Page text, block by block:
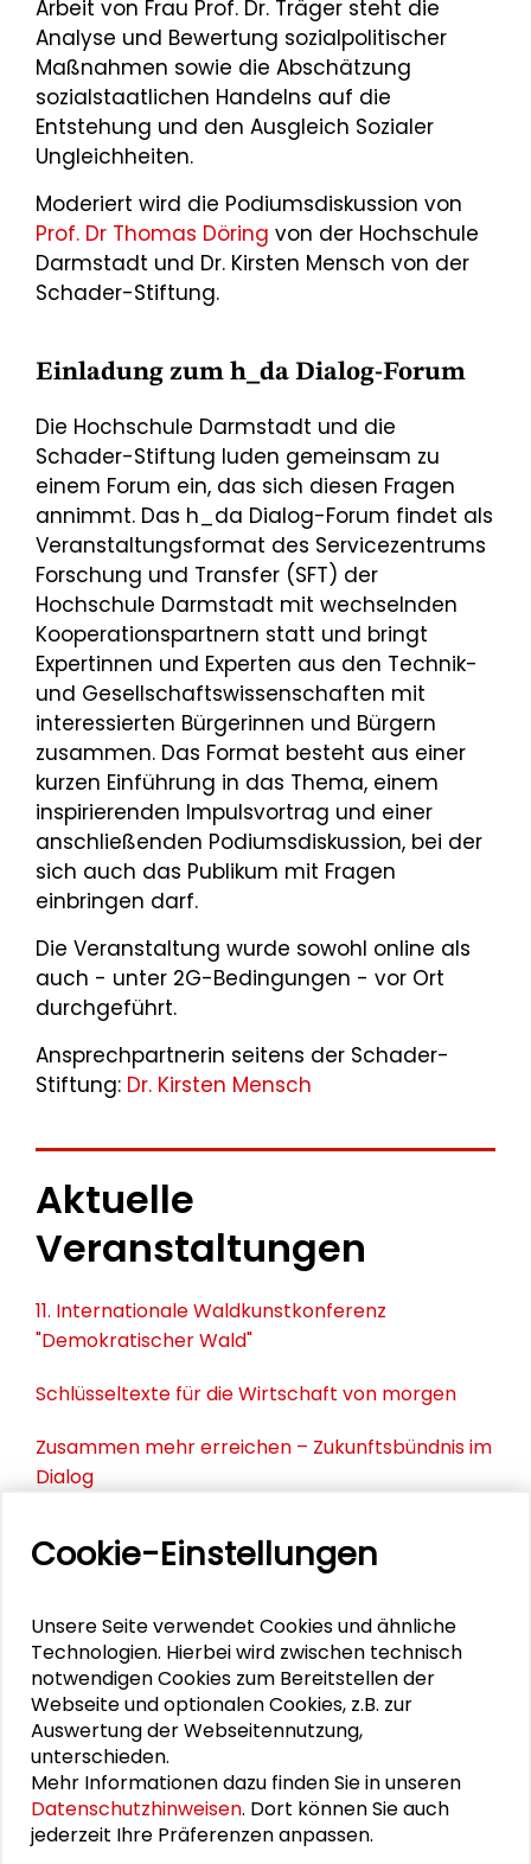
Arbeit von Frau Prof. Dr. Träger steht die
Analyse und Bewertung sozialpolitischer
Maßnahmen sowie die Abschätzung
sozialstaatlichen Handelns auf die
Entstehung und den Ausgleich Sozialer
Ungleichheiten.
Moderiert wird die Podiumsdiskussion von
Prof. Dr Thomas Döring von der Hochschule
Darmstadt und Dr. Kirsten Mensch von der
Schader-Stiftung.
Einladung zum h_da Dialog-Forum
Die Hochschule Darmstadt und die
Schader-Stiftung luden gemeinsam zu
einem Forum ein, das sich diesen Fragen
annimmt. Das h_da Dialog-Forum findet als
Veranstaltungsformat des Servicezentrums
Forschung und Transfer (SFT) der
Hochschule Darmstadt mit wechselnden
Kooperationspartnern statt und bringt
Expertinnen und Experten aus den Technik-
und Gesellschaftswissenschaften mit
interessierten Bürgerinnen und Bürgern
zusammen. Das Format besteht aus einer
kurzen Einführung in das Thema, einem
inspirierenden Impulsvortrag und einer
anschließenden Podiumsdiskussion, bei der
sich auch das Publikum mit Fragen
einbringen darf.
Die Veranstaltung wurde sowohl online als
auch - unter 2G-Bedingungen - vor Ort
durchgeführt.
Ansprechpartnerin seitens der Schader-
Stiftung: Dr. Kirsten Mensch
Aktuelle
Veranstaltungen
11. Internationale Waldkunstkonferenz
"Demokratischer Wald"
Schlüsseltexte für die Wirtschaft von morgen
Zusammen mehr erreichen – Zukunftsbündnis im
Dialog
DOWNLOADS
Einigkeit und Recht auf Gleichheit
VIDEO
Cookie-Einstellungen
Unsere Seite verwendet Cookies und ähnliche
Technologien. Hierbei wird zwischen technisch
notwendigen Cookies zum Bereitstellen der
Webseite und optionalen Cookies, z.B. zur
Auswertung der Webseitennutzung,
unterschieden.
Mehr Informationen dazu finden Sie in unseren
Datenschutzhinweisen. Dort können Sie auch
jederzeit Ihre Präferenzen anpassen.